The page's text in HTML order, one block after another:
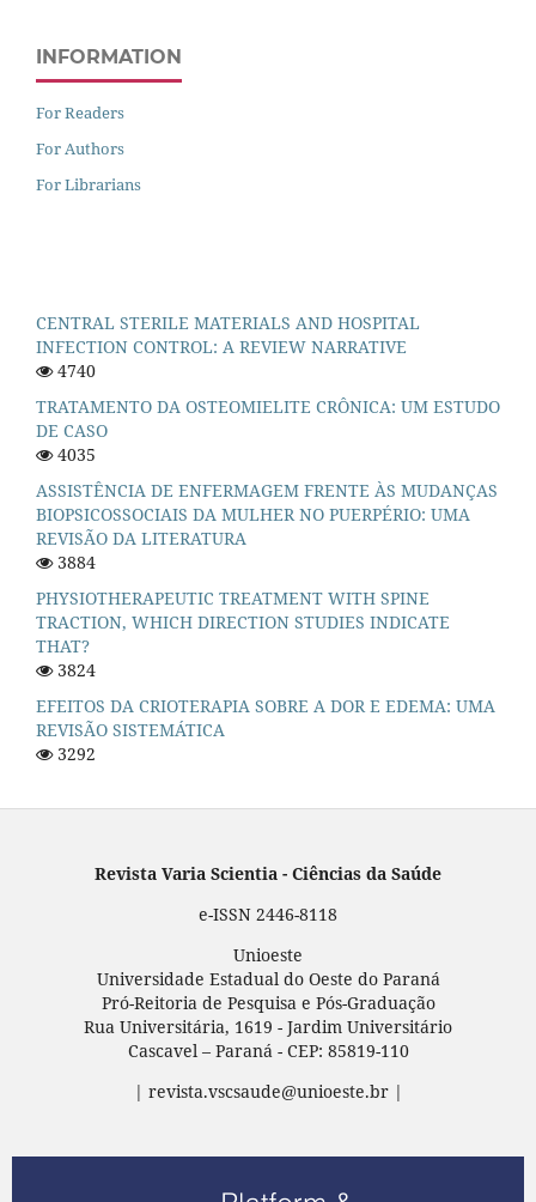
INFORMATION
For Readers
For Authors
For Librarians
CENTRAL STERILE MATERIALS AND HOSPITAL
INFECTION CONTROL: A REVIEW NARRATIVE
4740
TRATAMENTO DA OSTEOMIELITE CRÔNICA: UM ESTUDO
DE CASO
4035
ASSISTÊNCIA DE ENFERMAGEM FRENTE ÀS MUDANÇAS
BIOPSICOSSOCIAIS DA MULHER NO PUERPÉRIO: UMA
REVISÃO DA LITERATURA
3884
PHYSIOTHERAPEUTIC TREATMENT WITH SPINE
TRACTION, WHICH DIRECTION STUDIES INDICATE
THAT?
3824
EFEITOS DA CRIOTERAPIA SOBRE A DOR E EDEMA: UMA
REVISÃO SISTEMÁTICA
3292
Revista Varia Scientia - Ciências da Saúde
e-ISSN 2446-8118
Unioeste
Universidade Estadual do Oeste do Paraná
Pró-Reitoria de Pesquisa e Pós-Graduação
Rua Universitária, 1619 - Jardim Universitário
Cascavel – Paraná - CEP: 85819-110
| revista.vscsaude@unioeste.br |